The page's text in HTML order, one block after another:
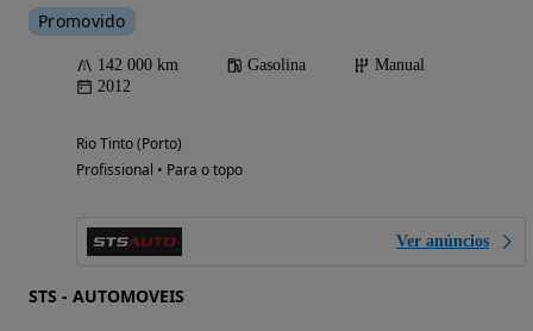
Promovido
142 000 km Gasolina
Manual
2012
Rio Tinto (Porto)
Profissional • Para o topo
Ver anúncios
STS - AUTOMOVEIS